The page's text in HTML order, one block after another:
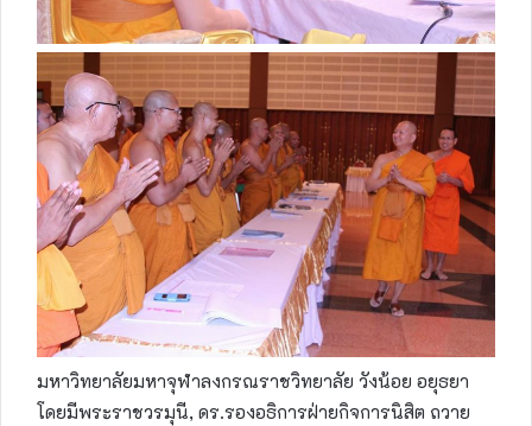
มหาวิทยาลัยมหาจุฬาลงกรณราชวิทยาลัย วังน้อย อยุธยา
โดยมีพระราชวรมุนี, ดร.รองอธิการฝ่ายกิจการนิสิต ถวาย